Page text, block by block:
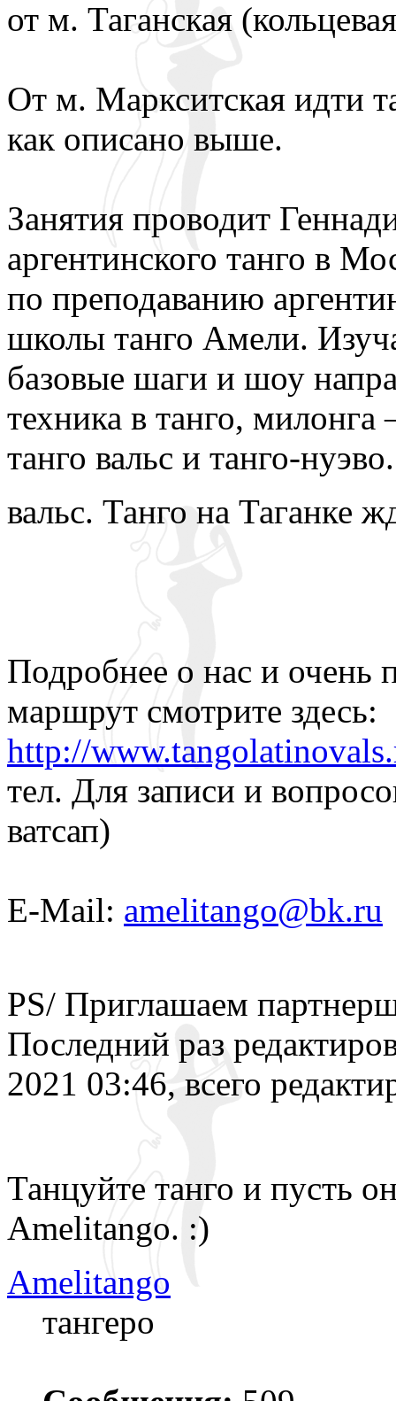
от м. Таганская
От м. Маркситская идти
как описано выше.
Занятия проводит
аргентинского танго в
по преподаванию
школы танго Амели.
базовые шаги и шоу
техника в танго, милонга
танго вальс и танго-
вальс. Танго на Таганке
Подробнее о нас и
маршрут смотрите здесь:
http://
тел. Для записи и
ватсап)
E-Mail: amelitango@bk.ru
РS/ Приглашаем
Последний раз
2021 03:46, всего
Танцуйте танго и пусть
Amelitango. :)
Amelitango
тангеро